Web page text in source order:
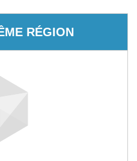
RÉGION